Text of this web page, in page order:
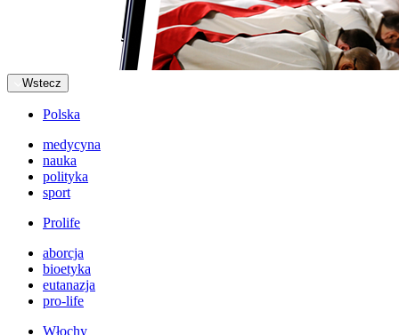
Wstecz
Polska
medycyna
nauka
polityka
sport
Prolife
aborcja
bioetyka
eutanazja
pro-life
Włochy